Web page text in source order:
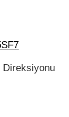
Direksiyonu